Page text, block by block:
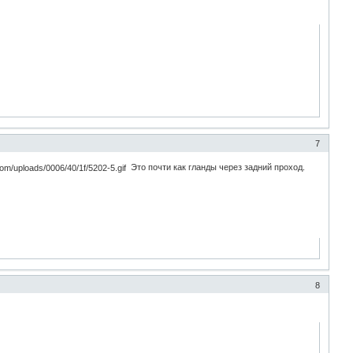
7
Это почти как гланды через задний проход.
8